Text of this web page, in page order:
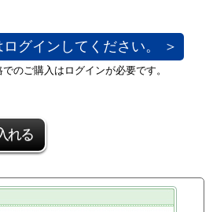
グインしてください。 ＞